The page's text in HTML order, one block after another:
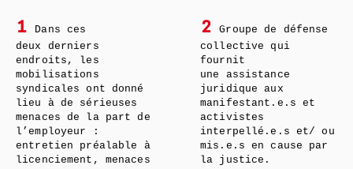
1
Dans ces
deux derniers
endroits, les
mobilisations
syndicales ont donné
lieu à de sérieuses
menaces de la part de
l’employeur :
entretien préalable à
licenciement, menaces
2
Groupe de défense
collective qui
fournit
une assistance
juridique aux
manifestant.e.s et
activistes
interpellé.e.s et/ ou
mis.e.s en cause par
la justice.